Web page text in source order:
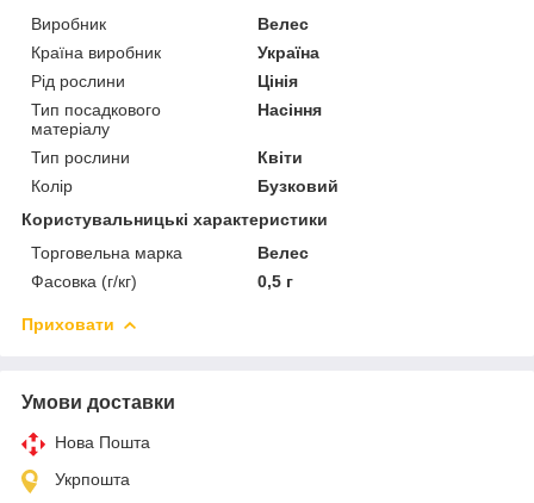
Виробник
Велес
Країна виробник
Україна
Рід рослини
Цінія
Тип посадкового
матеріалу
Насіння
Тип рослини
Квіти
Колір
Бузковий
Користувальницькі характеристики
Торговельна марка
Велес
Фасовка (г/кг)
0,5 г
Приховати
Умови доставки
Нова Пошта
Укрпошта